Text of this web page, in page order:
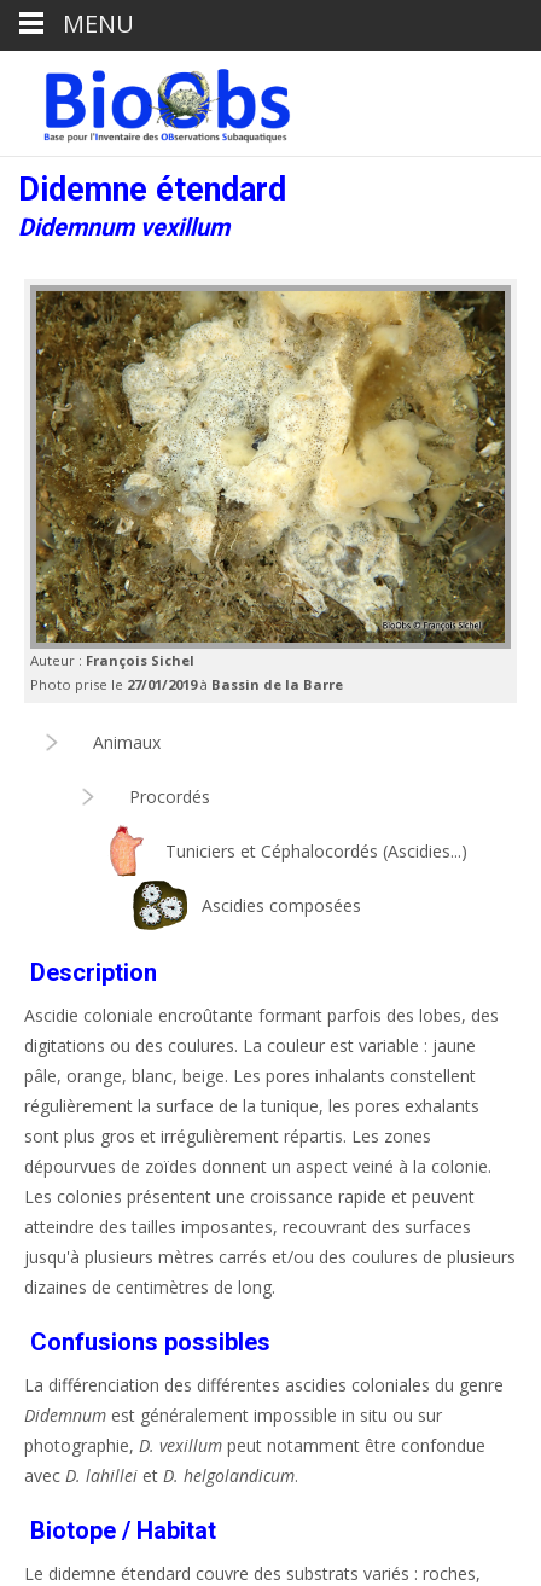
Didemne étendard
Didemnum vexillum
Auteur : François Sichel
Photo prise le 27/01/2019à Bassin de la Barre
Animaux
Procordés
Tuniciers et Céphalocordés (Ascidies...)
Ascidies composées
Description
Ascidie coloniale encroûtante formant parfois des lobes, des
digitations ou des coulures. La couleur est variable : jaune
pâle, orange, blanc, beige. Les pores inhalants constellent
régulièrement la surface de la tunique, les pores exhalants
sont plus gros et irrégulièrement répartis. Les zones
dépourvues de zoïdes donnent un aspect veiné à la colonie.
Les colonies présentent une croissance rapide et peuvent
atteindre des tailles imposantes, recouvrant des surfaces
jusqu'à plusieurs mètres carrés et/ou des coulures de plusieurs
dizaines de centimètres de long.
Confusions possibles
La différenciation des différentes ascidies coloniales du genre
Didemnum est généralement impossible in situ ou sur
photographie, D. vexillum peut notamment être confondue
avec D. lahillei et D. helgolandicum.
Biotope / Habitat
Le didemne étendard couvre des substrats variés : roches,
MENU